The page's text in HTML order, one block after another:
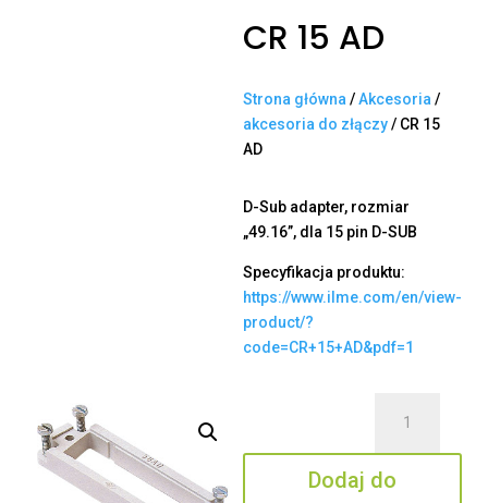
CR 15 AD
Strona główna /Akcesoria /
akcesoria do złączy/ CR 15
AD
D-Sub adapter, rozmiar
„49.16”, dla 15 pin D-SUB
Specyfikacja produktu:
https://www.ilme.com/en/view-
product/?
code=CR+15+AD&pdf=1
15
AD
Dodaj do